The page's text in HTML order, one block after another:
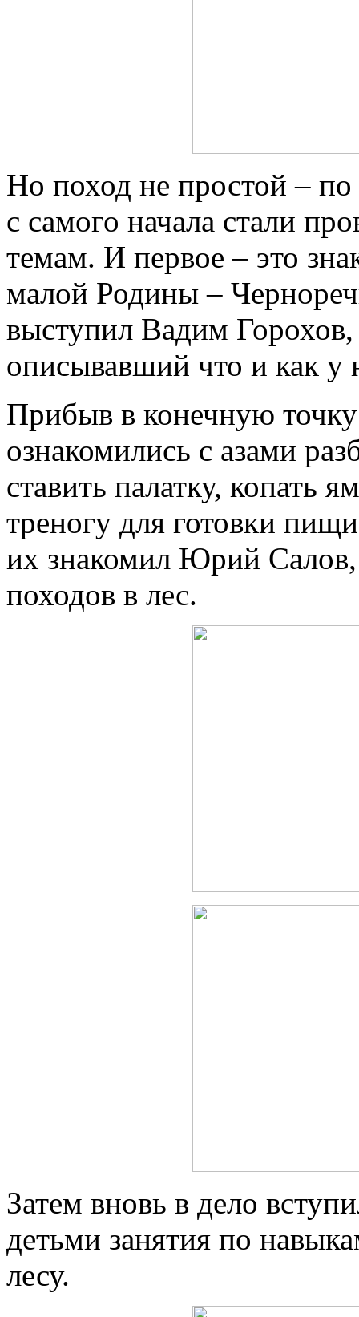
Но поход не простой –
с самого начала стали
темам. И первое – это
малой Родины –
выступил Вадим
описывавший что и как у
Прибыв в конечную
ознакомились с азами
ставить палатку, копать
треногу для готовки
их знакомил Юрий
походов в лес.
Затем вновь в дело
детьми занятия по
лесу.